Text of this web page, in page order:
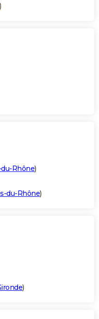
)
Rhône)
du-Rhône)
)